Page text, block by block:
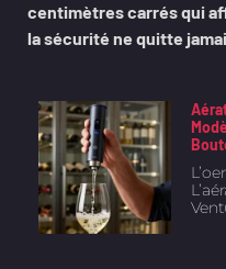
centimètres carrés qui
la sécurité ne quitte